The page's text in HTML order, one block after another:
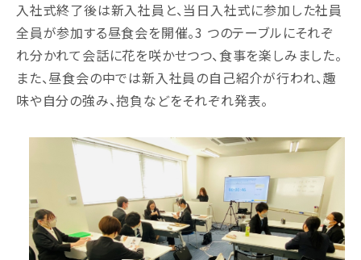
⼊社式終了後は新⼊社員と、当日⼊社式に参加した社員
全員が参加する昼食会を開催。3 つのテーブルにそれぞ
れ分かれて会話に花を咲かせつつ、食事を楽しみました。
また、昼食会の中では新⼊社員の自己紹介が⾏われ、趣
味や自分の強み、抱負などをそれぞれ発表。